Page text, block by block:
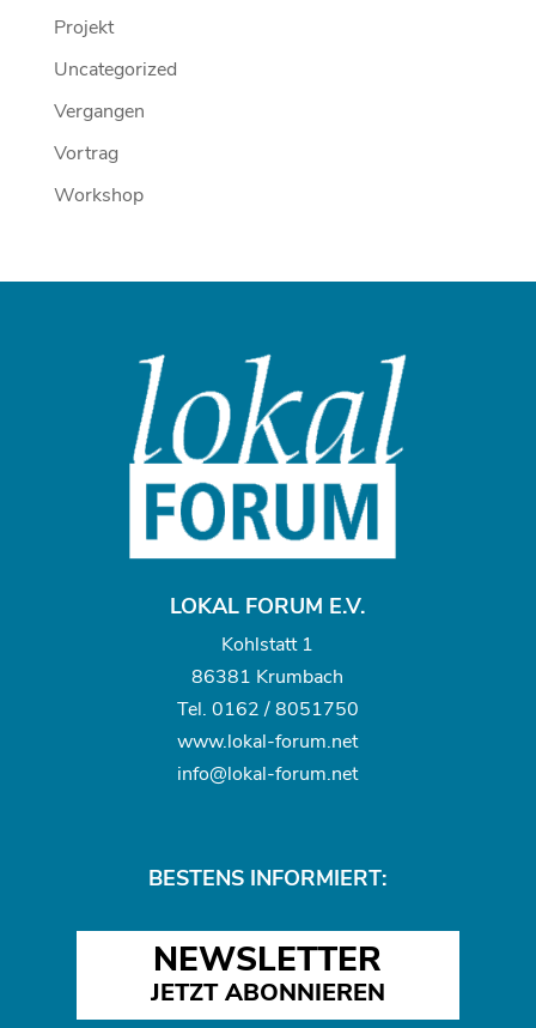
Projekt
Uncategorized
Vergangen
Vortrag
Workshop
LOKAL FORUM E.V.
Kohlstatt 1
86381 Krumbach
Tel. 0162 / 8051750
www.lokal-forum.net
info@lokal-forum.net
BESTENS INFORMIERT:
NEWSLETTER
JETZT ABONNIEREN